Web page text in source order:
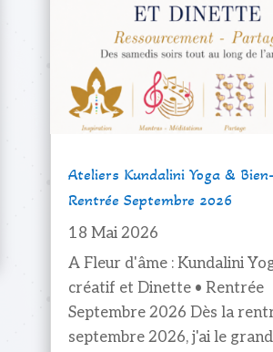
Ateliers Kundalini Yoga &
Rentrée Septembre 2026
18 Mai 2026
A Fleur d'âme : Kundalini
créatif et Dinette • Rentrée
Septembre 2026 Dès la
septembre 2026, j'ai le